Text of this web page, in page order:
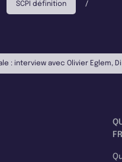
SCPI définition /
: interview avec Olivier Eglem,